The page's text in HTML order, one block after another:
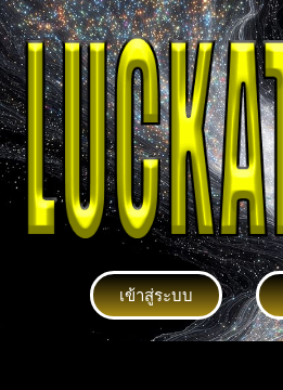
เข้าสู่ระบบ